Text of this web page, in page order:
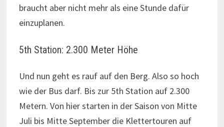
braucht aber nicht mehr als eine Stunde dafür
einzuplanen.
5th Station: 2.300 Meter Höhe
Und nun geht es rauf auf den Berg. Also so hoch
wie der Bus darf. Bis zur 5th Station auf 2.300
Metern. Von hier starten in der Saison von Mitte
Juli bis Mitte September die Klettertouren auf